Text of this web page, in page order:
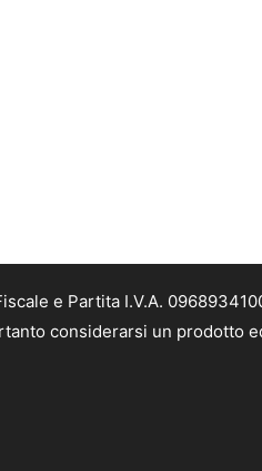
e Partita I.V.A.
considerarsi un prodotto